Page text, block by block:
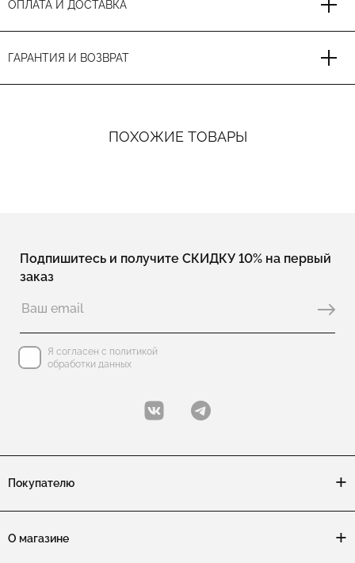
ОПЛАТА И ДОСТАВКА
ГАРАНТИЯ И ВОЗВРАТ
ПОХОЖИЕ ТОВАРЫ
Подпишитесь и получите СКИДКУ 10% на первый
заказ
Я согласен с политикой
обработки данных
Покупателю
О магазине